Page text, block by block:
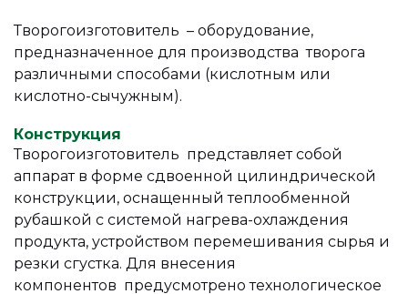
Творогоизготовитель – оборудование,
предназначенное для производства творога
различными способами (кислотным или
кислотно-сычужным).
Конструкция
Творогоизготовитель представляет собой
аппарат в форме сдвоенной цилиндрической
конструкции, оснащенный теплообменной
рубашкой с системой нагрева-охлаждения
продукта, устройством перемешивания сырья и
резки сгустка. Для внесения
компонентов предусмотрено технологическое